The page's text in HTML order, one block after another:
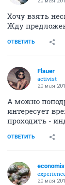
Хочу взять
Жду
ОТВЕТИТЬ
Flauer
activist
20 мая
А можно
интересует
проходить -
ОТВЕТИТЬ
20 мая